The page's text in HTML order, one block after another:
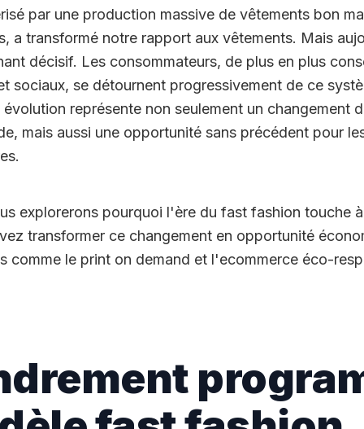
par une production massive de vêtements bon
a transformé notre rapport aux vêtements. Mais
décisif. Les consommateurs, de plus en plus
sociaux, se détournent progressivement de ce
représente non seulement un changement
mais aussi une opportunité sans précédent pour
explorerons pourquoi l'ère du fast fashion touche
transformer ce changement en opportunité
comme le print on demand et l'ecommerce éco-